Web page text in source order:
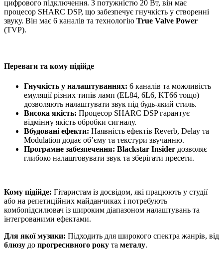
цифрового підключення. З потужністю 20 Вт, він має
процесор SHARC DSP, що забезпечує гнучкість у створенні
звуку. Він має 6 каналів та технологію True Valve Power
(TVP).
Переваги та кому підійде
Гнучкість у налаштуваннях: 6 каналів та можливість
емуляції різних типів ламп (EL84, 6L6, KT66 тощо)
дозволяють налаштувати звук під будь-який стиль.
Висока якість: Процесор SHARC DSP гарантує
відмінну якість обробки сигналу.
Вбудовані ефекти: Наявність ефектів Reverb, Delay та
Modulation додає об’єму та текстури звучанню.
Програмне забезпечення: Blackstar Insider дозволяє
глибоко налаштовувати звук та зберігати пресети.
Кому підійде: Гітаристам із досвідом, які працюють у студії
або на репетиційних майданчиках і потребують
комбопідсилювач із широким діапазоном налаштувань та
інтегрованими ефектами.
Для якої музики: Підходить для широкого спектра жанрів, від
блюзу до прогресивного року та металу.